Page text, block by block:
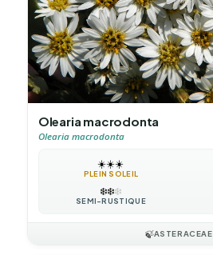
Olearia macrodonta
Olearia macrodonta
☀️☀️☀️
PLEIN SOLEIL
❄️❄️❄️
SEMI-RUSTIQUE
🍃ASTERACEAE